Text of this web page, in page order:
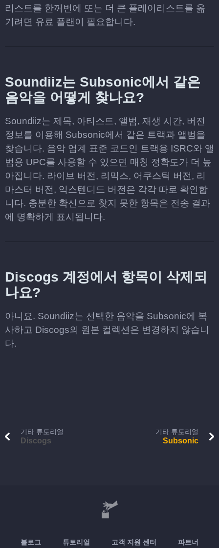
리스트를 한꺼번에 또는 더 큰 플레이리스트를 옮
기려면 유료 플랜이 필요합니다.
Soundiiz는 Subsonic에서 같은
음악을 어떻게 찾나요?
Soundiiz는 제목, 아티스트, 앨범, 재생 시간, 버전
정보를 이용해 Subsonic에서 같은 트랙과 앨범을
찾습니다. 음악 업계 표준 코드인 트랙용 ISRC와 앨
범용 UPC를 사용할 수 있으면 매칭 정확도가 더 높
아집니다. 라이브 버전, 리믹스, 어쿠스틱 버전, 리
마스터 버전, 익스텐디드 버전은 각각 따로 확인합
니다. 충분한 확신으로 찾지 못한 항목은 전송 결과
에 명확하게 표시됩니다.
Discogs 계정에서 항목이 삭제되
나요?
아니요. Soundiiz는 선택한 음악을 Subsonic에 복
사하고 Discogs의 원본 컬렉션은 변경하지 않습니
다.
기타 튜토리얼
Discogs
기타 튜토리얼
Subsonic
블로그 튜토리얼 고객 지원 센터 파트너